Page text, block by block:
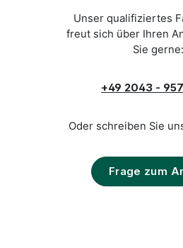
Unser qualifiziertes
freut sich über Ihren
Sie gerne:
+49 2043 -
Oder schreiben Sie
Frage zum